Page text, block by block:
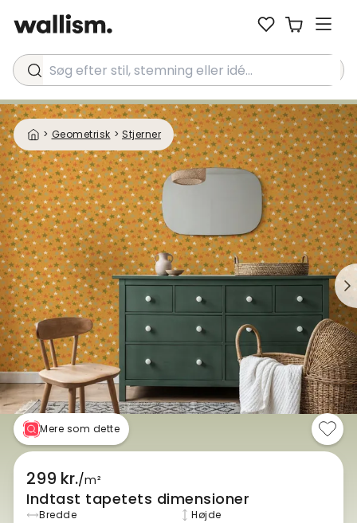
Søg efter stil, stemning eller idé...
> Geometrisk > Stjerner
Mere som dette
299 kr./m²
Indtast tapetets dimensioner
Bredde Højde